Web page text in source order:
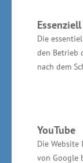
Essenziell
Die
den Betrieb
nach dem
YouTube
Die
von Google
sagte Glawe.
2019 wurden
164,3
bewilligt.
Millionen
Euro für 41